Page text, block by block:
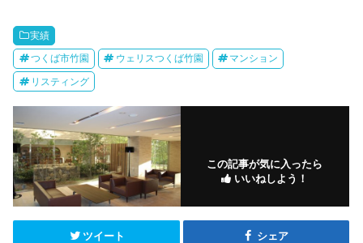
実績
つくば市竹園 ウェリスつくば竹園 マンション
リスティング
この記事が気に入ったら
いいねしよう！
ツイート シェア